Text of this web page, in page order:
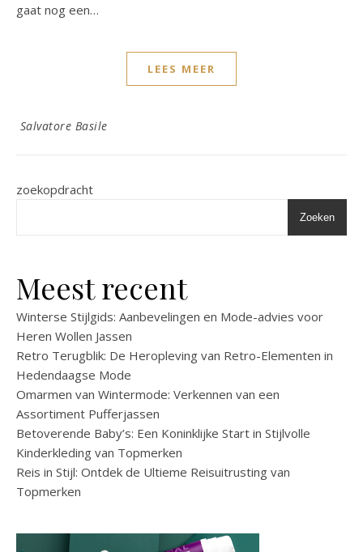
gaat nog een…
LEES MEER
Salvatore Basile
zoekopdracht
Zoeken
Meest recent
Winterse Stijlgids: Aanbevelingen en Mode-advies voor
Heren Wollen Jassen
Retro Terugblik: De Heropleving van Retro-Elementen in
Hedendaagse Mode
Omarmen van Wintermode: Verkennen van een
Assortiment Pufferjassen
Betoverende Baby’s: Een Koninklijke Start in Stijlvolle
Kinderkleding van Topmerken
Reis in Stijl: Ontdek de Ultieme Reisuitrusting van
Topmerken